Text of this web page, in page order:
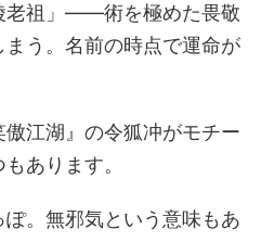
老祖」――術を極めた畏敬
う。名前の時点で運命が
江湖』の令狐冲がモチー
あります。
。無邪気という意味もあ